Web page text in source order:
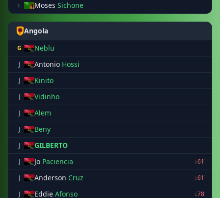
c Moses Sichone
Angola
G Neblu
J Antonio Hossi
J Kinito
J Vidinho
J Alem
J Beny
J GILBERTO
J Jo Paciencia
↓61'
J
Anderson Cruz
↓61'
J
Eddie Afonso
↓78'